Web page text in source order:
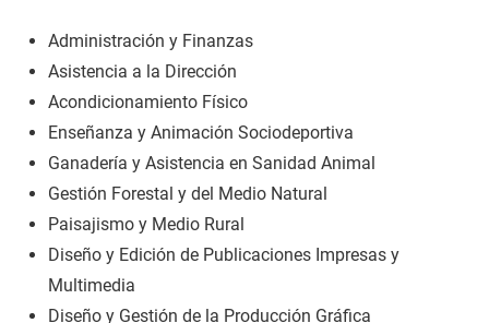
Administración y Finanzas
Asistencia a la Dirección
Acondicionamiento Físico
Enseñanza y Animación Sociodeportiva
Ganadería y Asistencia en Sanidad Animal
Gestión Forestal y del Medio Natural
Paisajismo y Medio Rural
Diseño y Edición de Publicaciones Impresas y
Multimedia
Diseño y Gestión de la Producción Gráfica